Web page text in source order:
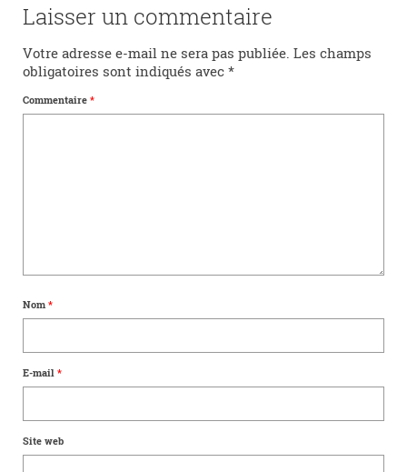
Laisser un commentaire
Votre adresse e-mail ne sera pas publiée. Les champs
obligatoires sont indiqués avec *
Commentaire *
Nom *
E-mail *
Site web